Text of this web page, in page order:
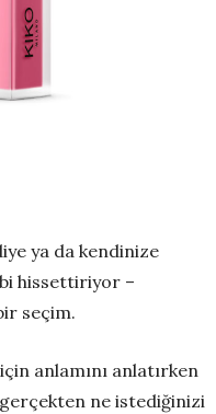
ya da kendinize
hissettiriyor –
seçim.
anlamını anlatırken
ne istediğinizi